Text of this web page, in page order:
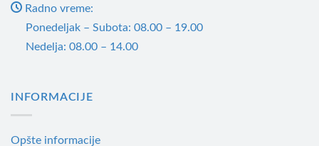
Radno vreme:
Ponedeljak – Subota: 08.00 – 19.00
Nedelja: 08.00 – 14.00
INFORMACIJE
Opšte informacije